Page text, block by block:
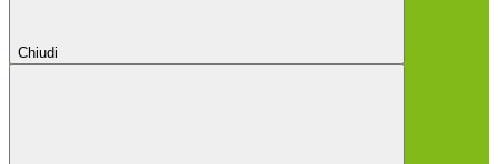
Chiudi